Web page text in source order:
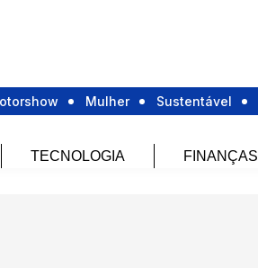
Mulher Sustentável
TECNOLOGIA FINANÇAS